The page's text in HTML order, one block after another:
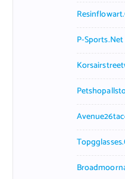
P-Sports.net